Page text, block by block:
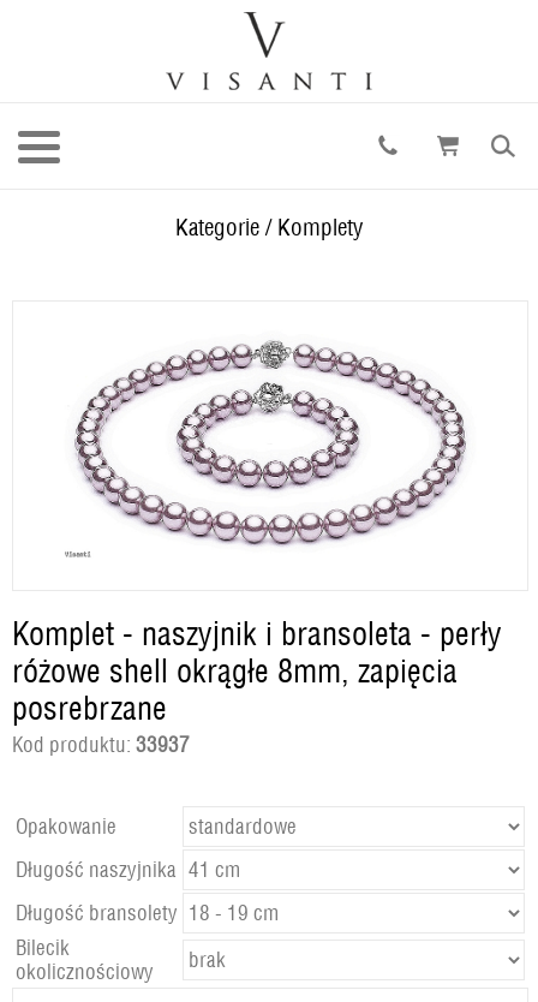
Kategorie / Komplety
Komplet - naszyjnik i bransoleta - perły
różowe shell okrągłe 8mm, zapięcia
posrebrzane
Kod produktu: 33937
Opakowanie
Długość naszyjnika
Długość bransolety
Bilecik
okolicznościowy